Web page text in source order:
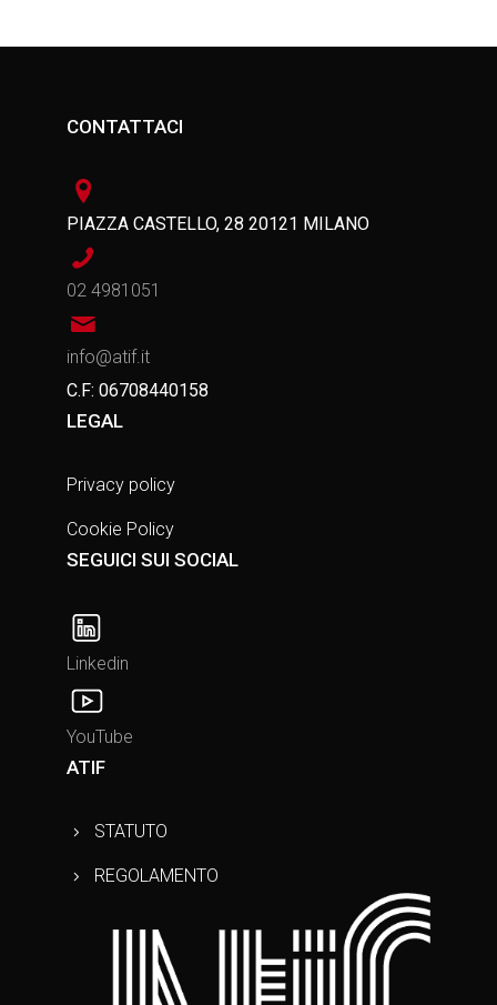
CONTATTACI
PIAZZA CASTELLO, 28 20121 MILANO
02 4981051
info@atif.it
C.F: 06708440158
LEGAL
Privacy policy
Cookie Policy
SEGUICI SUI SOCIAL
Linkedin
YouTube
ATIF
STATUTO
REGOLAMENTO